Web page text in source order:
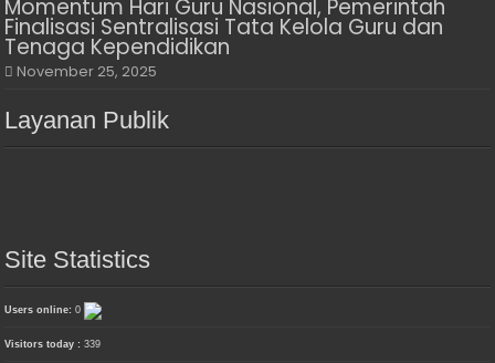
Momentum Hari Guru Nasional, Pemerintah
Finalisasi Sentralisasi Tata Kelola Guru dan
Tenaga Kependidikan
November 25, 2025
Layanan Publik
Site Statistics
Users online:0
Visitors today :339